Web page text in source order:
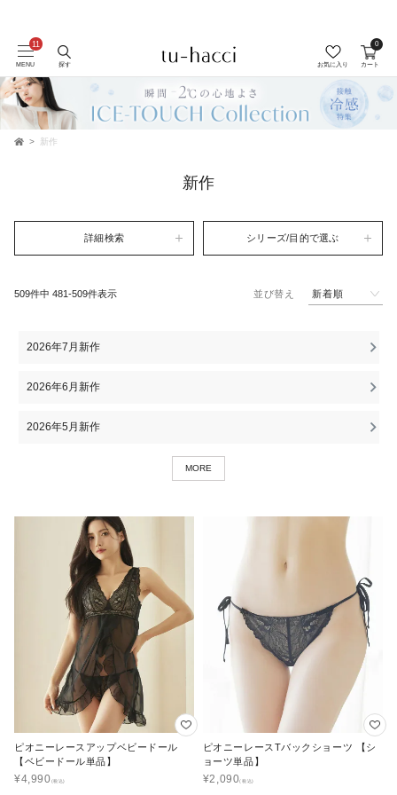
MENU 探す お気に入り カート
0
新作
新作
詳細検索 シリーズ/目的で選ぶ
並び替え 新着順
509件中 481-509件表示
2026年7月新作
2026年6月新作
2026年5月新作
MORE
ピオニーレースアップベビードール
【ベビードール単品】
¥4,990
ピオニーレースTバックショーツ 【シ
ョーツ単品】
¥2,090